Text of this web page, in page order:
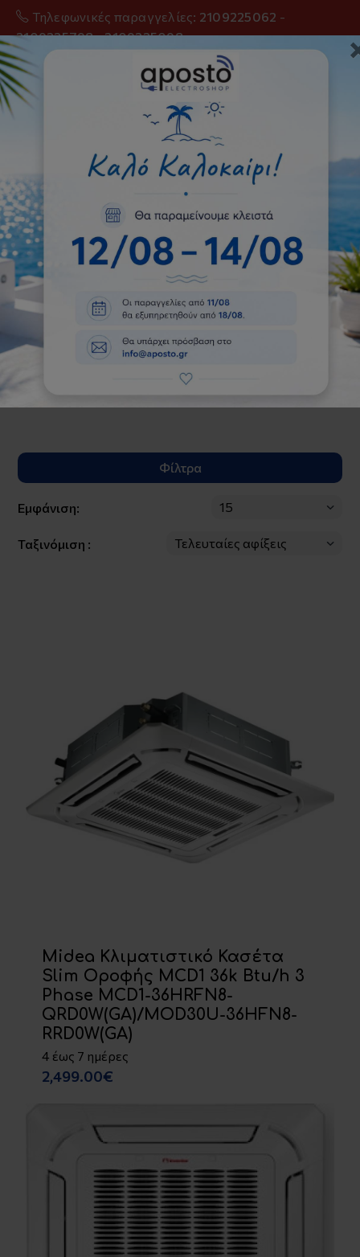
Τηλεφωνικές παραγγελίες: 2109225062 -
2109225798-2109225098
Κασσέτες
Αρχική Κλιματισμός
Όλα τα κλιματιστικά μηχανήματα διαθέτουν
κάθε εταιρείας
Στις τιμές δεν περιλαμβάνεται η εγκατάσταση.
Φίλτρα
Εμφάνιση:
Ταξινόμιση :
Midea Κλιματιστικό Κασέτα
Slim Οροφής MCD1 36k Btu/h 3
Phase MCD1-36HRFN8-
QRD0W(GA)/MOD30U-36HFN8-
RRD0W(GA)
4 έως 7 ημέρες
2,499.00€